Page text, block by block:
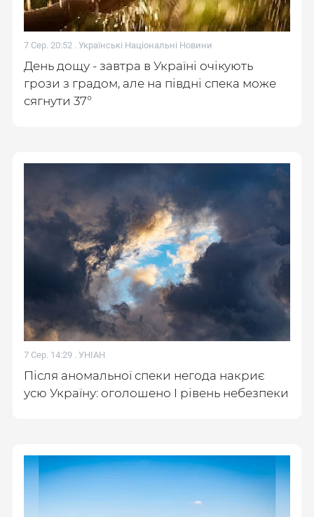
7 Сер. 20:52 . Українські Національні Новини
День дощу - завтра в Україні очікують
грози з градом, але на півдні спека може
сягнути 37°
7 Сер. 14:29 . УНІАН
Після аномальної спеки негода накриє
усю Україну: оголошено І рівень небезпеки